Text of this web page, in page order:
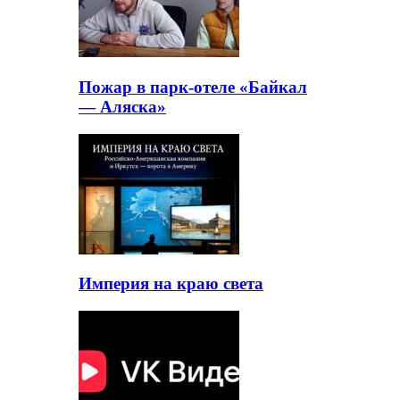
Пожар в парк-отеле «Байкал
— Аляска»
Империя на краю света